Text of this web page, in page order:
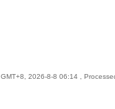
GMT+8, 2026-8-8 06:14 ,